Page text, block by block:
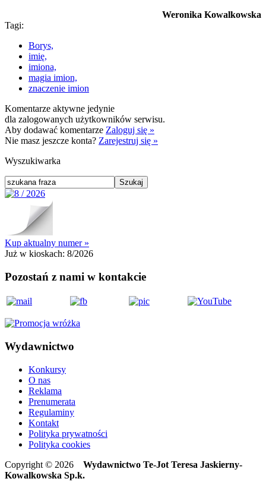
Weronika Kowalkowska
Tagi:
Borys,
imię,
imiona,
magia imion,
znaczenie imion
Komentarze aktywne jedynie
dla zalogowanych użytkowników serwisu.
Aby dodawać komentarze Zaloguj się »
Nie masz jeszcze konta? Zarejestruj się »
Wyszukiwarka
Kup aktualny numer »
Już w kioskach: 8/2026
Pozostań z nami w kontakcie
Wydawnictwo
Konkursy
O nas
Reklama
Prenumerata
Regulaminy
Kontakt
Polityka prywatności
Polityka cookies
Copyright © 2026 Wydawnictwo Te-Jot Teresa Jaskierny-
Kowalkowska Sp.k.